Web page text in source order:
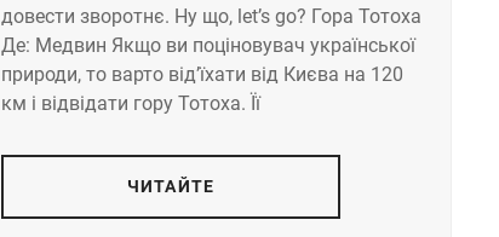
довести зворотнє. Ну що, let’s go? Гора Тотоха
Де: Медвин Якщо ви поціновувач української
природи, то варто від’їхати від Києва на 120
км і відвідати гору Тотоха. Її
ЧИТАЙТЕ